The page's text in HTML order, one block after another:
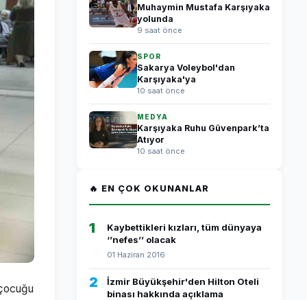
Muhaymin Mustafa Karşıyaka
yolunda
9 saat önce
SPOR
Sakarya Voleybol'dan
Karşıyaka'ya
10 saat önce
MEDYA
Karşıyaka Ruhu Güvenpark’ta
Atıyor
10 saat önce
🔥 EN ÇOK OKUNANLAR
1
Kaybettikleri kızları, tüm dünyaya
‘’nefes’’ olacak
01 Haziran 2016
2
İzmir Büyükşehir'den Hilton Oteli
binası hakkında açıklama